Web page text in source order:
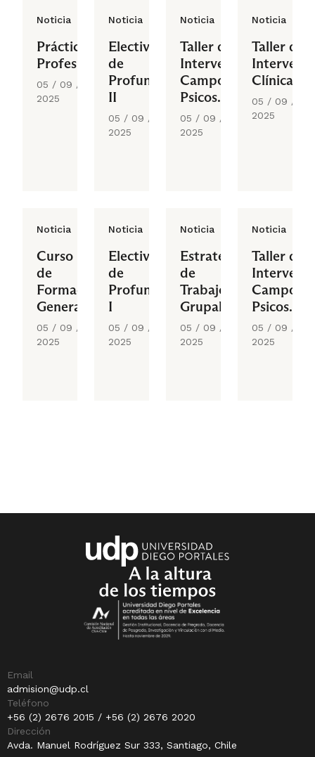
Noticia
Práctica
Profesional
05 / 09 /
2025
Noticia
Electivo
de
Profundización
II
05 / 09 /
2025
Noticia
Taller de
Intervención
Campos
Psicosociales
II
05 / 09 /
2025
Noticia
Taller de
Clínica II
05 / 09 /
2025
Noticia
Curso
de
Formación
General
05 / 09 /
2025
Noticia
Electivo
de
Profundización
I
05 / 09 /
2025
Noticia
Estrategias
de
Trabajo
Grupal
05 / 09 /
2025
Noticia
Taller de
Campos
I
05 / 09 /
2025
Email
admision@udp.cl
Teléfono
+56 (2) 2676 2015 / +56 (2) 2676 2020
Dirección
Avda. Manuel Rodríguez Sur 333, Santiago, Chile